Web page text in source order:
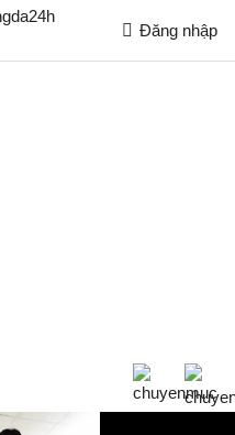
Đăng nhập